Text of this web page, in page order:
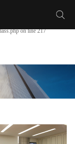
cache/license_cache.php):
on line 217